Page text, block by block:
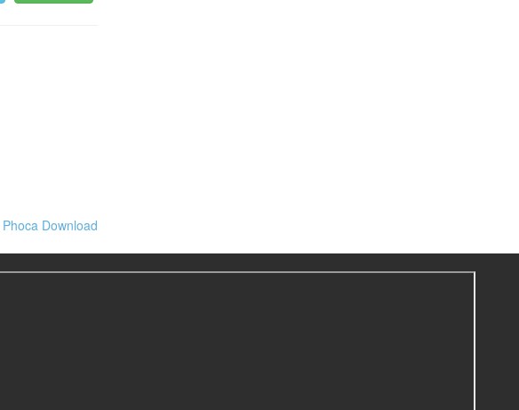
Phoca Download